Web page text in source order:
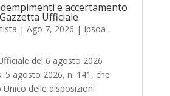
e accertamento
Ufficiale
| Ago 7, 2026 | Ipsoa -
del 6 agosto 2026
5 agosto 2026, n. 141, che
delle disposizioni